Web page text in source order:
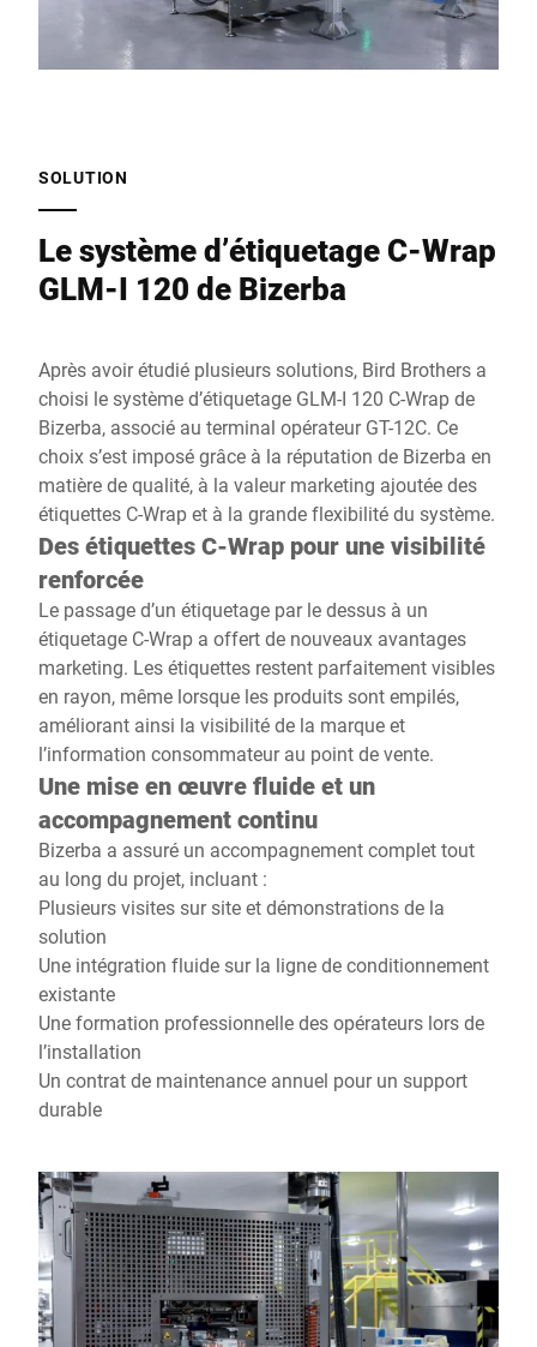
SOLUTION
Le système d’étiquetage C-Wrap
GLM-I 120 de Bizerba
Après avoir étudié plusieurs solutions, Bird Brothers a
choisi le système d’étiquetage GLM-I 120 C-Wrap de
Bizerba, associé au terminal opérateur GT-12C. Ce
choix s’est imposé grâce à la réputation de Bizerba en
matière de qualité, à la valeur marketing ajoutée des
étiquettes C-Wrap et à la grande flexibilité du système.
Des étiquettes C-Wrap pour une visibilité
renforcée
Le passage d’un étiquetage par le dessus à un
étiquetage C-Wrap a offert de nouveaux avantages
marketing. Les étiquettes restent parfaitement visibles
en rayon, même lorsque les produits sont empilés,
améliorant ainsi la visibilité de la marque et
l’information consommateur au point de vente.
Une mise en œuvre fluide et un
accompagnement continu
Bizerba a assuré un accompagnement complet tout
au long du projet, incluant :
Plusieurs visites sur site et démonstrations de la
solution
Une intégration fluide sur la ligne de conditionnement
existante
Une formation professionnelle des opérateurs lors de
l’installation
Un contrat de maintenance annuel pour un support
durable